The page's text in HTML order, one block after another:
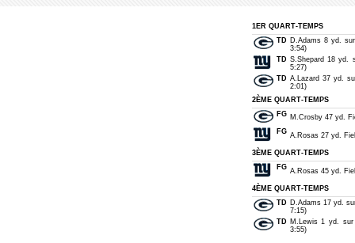
1ER QUART-TEMPS
TD D.Adams 8 yd.
3:54)
TD S.Shepard 18 yd.
5:27)
TD A.Lazard 37 yd.
2:01)
2ÈME QUART-TEMPS
FG M.Crosby 47 yd.
FG A.Rosas 27 yd.
3ÈME QUART-TEMPS
FG A.Rosas 45 yd.
4ÈME QUART-TEMPS
TD D.Adams 17 yd.
7:15)
TD M.Lewis 1 yd. sur
3:55)